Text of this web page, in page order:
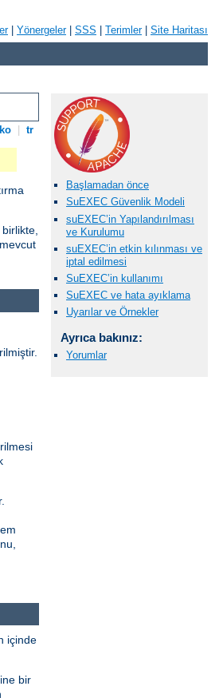
| Yönergeler| SSS Terimler| Site Haritası
ko tr
birlikte,
Başlamadan önce
SuEXEC Güvenlik Modeli
suEXEC’in Yapılandırılması
ve Kurulumu
suEXEC’in etkin kılınması ve
iptal edilmesi
SuEXEC’in kullanımı
SuEXEC ve hata ayıklama
Uyarılar ve Örnekler
Ayrıca bakınız:
Yorumlar
içinde
bir